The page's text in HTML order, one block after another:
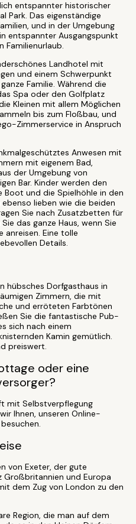
entspannter historischer
Park. Das eigenständige
und in der Umgebung
entspannter Ausgangspunkt
Familienurlaub.
Landhotel mit
und einem Schwerpunkt
Familie. Während die
Spa oder den Golfplatz
Kleinen mit allem Möglichen
bis zum Floßbau, und
Zimmerservice in Anspruch
Anwesen mit
mit eigenem Bad,
der Umgebung von
Bar. Kinder werden den
Boot und die Spielhöhle in den
lieben wie die beiden
Sie nach Zusatzbetten für
das ganze Haus, wenn Sie
anreisen. Eine tolle
Details.
hübsches Dorfgasthaus in
Zimmern, die mit
und erröteten Farbtönen
Sie die fantastische Pub-
sich nach einem
Kamin gemütlich.
preiswert.
oder eine
mit Selbstverpflegung
Ihnen, unseren Online-
von Exeter, der gute
Großbritannien und Europa
dem Zug von London zu den
Region, die man auf dem